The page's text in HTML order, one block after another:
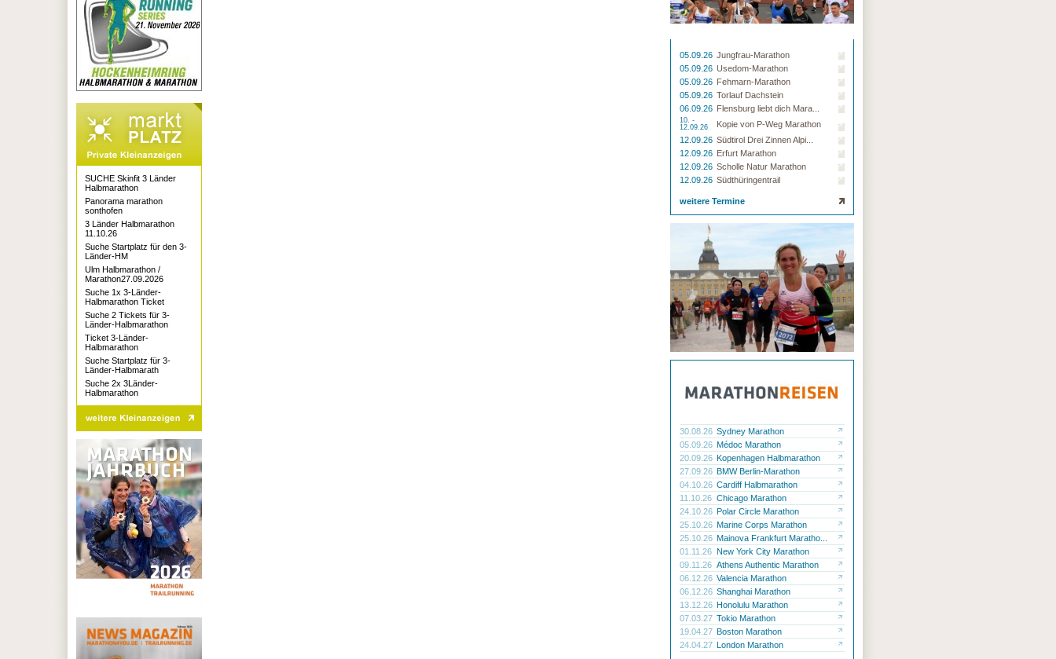
05.09.26 Jungfrau-Marathon
05.09.26 Usedom-Marathon
05.09.26 Fehmarn-Marathon
05.09.26 Torlauf Dachstein
06.09.26 Flensburg liebt dich Mara...
10. -
12.09.26
Kopie von P-Weg Marathon
12.09.26 Südtirol Drei Zinnen Alpi...
12.09.26 Erfurt Marathon
12.09.26 Scholle Natur Marathon
12.09.26 Südthüringentrail
weitere Termine
30.08.26 Sydney Marathon
05.09.26 Médoc Marathon
20.09.26 Kopenhagen Halbmarathon
27.09.26 BMW Berlin-Marathon
04.10.26 Cardiff Halbmarathon
11.10.26 Chicago Marathon
24.10.26 Polar Circle Marathon
25.10.26 Marine Corps Marathon
25.10.26 Mainova Frankfurt Maratho...
01.11.26 New York City Marathon
09.11.26 Athens Authentic Marathon
06.12.26 Valencia Marathon
06.12.26 Shanghai Marathon
13.12.26 Honolulu Marathon
07.03.27 Tokio Marathon
19.04.27 Boston Marathon
24.04.27 London Marathon
SUCHE Skinfit 3 Länder
Halbmarathon
Panorama marathon
sonthofen
3 Länder Halbmarathon
11.10.26
Suche Startplatz für den 3-
Länder-HM
Ulm Halbmarathon /
Marathon27.09.2026
Suche 1x 3-Länder-
Halbmarathon Ticket
Suche 2 Tickets für 3-
Länder-Halbmarathon
Ticket 3-Länder-
Halbmarathon
Suche Startplatz für 3-
Länder-Halbmarath
Suche 2x 3Länder-
Halbmarathon